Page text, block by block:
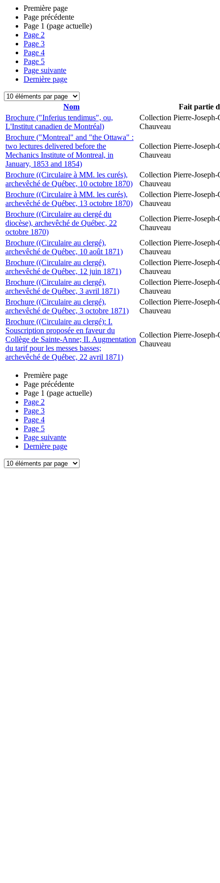
Première page
Page précédente
Page 1 (page actuelle)
Page 2
Page 3
Page 4
Page 5
Page suivante
Dernière page
Nom
Fait partie
Brochure ("Inferius tendimus", ou,
L'Institut canadien de Montréal)
Collection Pierre-
Chauveau
Brochure ("Montreal" and "the Ottawa" :
two lectures delivered before the
Mechanics Institute of Montreal, in
January, 1853 and 1854)
Collection Pierre-
Chauveau
Brochure ((Circulaire à MM. les curés),
archevêché de Québec, 10 octobre 1870)
Collection Pierre-
Chauveau
Brochure ((Circulaire à MM. les curés),
archevêché de Québec, 13 octobre 1870)
Collection Pierre-
Chauveau
Brochure ((Circulaire au clergé du
diocèse), archevêché de Québec, 22
octobre 1870)
Collection Pierre-
Chauveau
Brochure ((Circulaire au clergé),
archevêché de Québec, 10 août 1871)
Collection Pierre-
Chauveau
Brochure ((Circulaire au clergé),
archevêché de Québec, 12 juin 1871)
Collection Pierre-
Chauveau
Brochure ((Circulaire au clergé),
archevêché de Québec, 3 avril 1871)
Collection Pierre-
Chauveau
Brochure ((Circulaire au clergé),
archevêché de Québec, 3 octobre 1871)
Collection Pierre-
Chauveau
Brochure ((Circulaire au clergé): I.
Souscription proposée en faveur du
Collège de Sainte-Anne; II. Augmentation
du tarif pour les messes basses;
archevêché de Québec, 22 avril 1871)
Collection Pierre-
Chauveau
Première page
Page précédente
Page 1 (page actuelle)
Page 2
Page 3
Page 4
Page 5
Page suivante
Dernière page